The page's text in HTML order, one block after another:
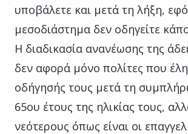
υποβάλετε και μετά τη λήξη,
μεσοδιάστημα δεν οδηγείτε
Η διαδικασία ανανέωσης της
δεν αφορά μόνο πολίτες που
οδήγησής τους μετά τη
65ου έτους της ηλικίας τους,
νεότερους όπως είναι οι